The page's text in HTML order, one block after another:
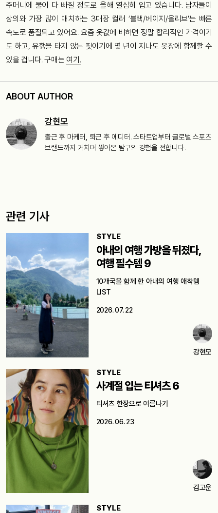
주머니에 물이 다 빠질 정도로 올해 열심히 입고 있습니다. 남자들이
상의와 가장 많이 매치하는 3대장 컬러 ‘블랙/베이지/올리브’는 빠른
속도로 품절되고 있어요. 요즘 옷값에 비하면 정말 합리적인 가격이기
도 하고, 유행을 타지 않는 핏이기에 몇 년이 지나도 옷장에 함께할 수
있을 겁니다. 구매는 여기.
ABOUT AUTHOR
강현모
출근 후 마케터, 퇴근 후 에디터. 스타트업부터 글로벌 스포츠
브랜드까지 거치며 쌓아온 탐구의 경험을 전합니다.
관련 기사
STYLE
아내의 여행 가방을 뒤졌다,
여행 필수템 9
10개국을 함께 한 아내의 여행 애착템
LIST
2026. 07. 22
강현모
STYLE
사계절 입는 티셔츠 6
티셔츠 한장으로 여름나기
2026. 06. 23
김고운
STYLE